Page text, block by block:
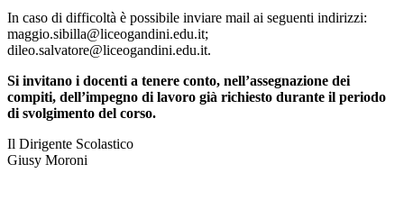
In caso di difficoltà è possibile inviare mail ai seguenti indirizzi:
maggio.sibilla@liceogandini.edu.it;
dileo.salvatore@liceogandini.edu.it.
Si invitano i docenti a tenere conto, nell’assegnazione dei
compiti, dell’impegno di lavoro già richiesto durante il periodo
di svolgimento del corso.
Il Dirigente Scolastico
Giusy Moroni